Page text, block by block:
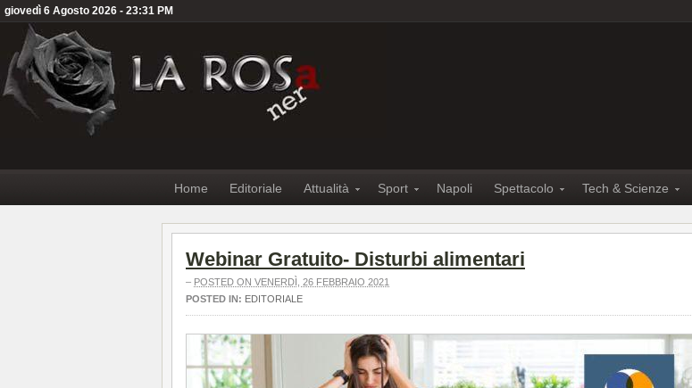
giovedì 6 Agosto 2026 - 23:31 PM
Home Editoriale Attualità Sport Napoli Spettacolo Tech & Scienze
Webinar Gratuito- Disturbi alimentari
– POSTED ON VENERDÌ, 26 FEBBRAIO 2021
POSTED IN: EDITORIALE